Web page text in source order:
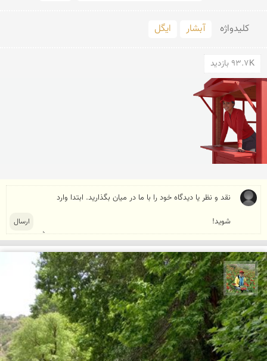
کلید‌واژه آبشار ایگل
93.7K بازدید
اسفندیار خدایی